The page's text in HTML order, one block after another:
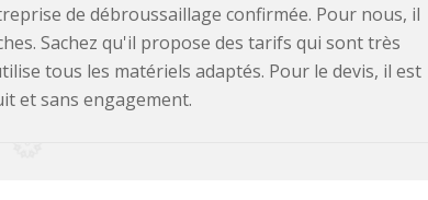
de débroussaillage confirmée. Pour nous, il
Sachez qu'il propose des tarifs qui sont très
tous les matériels adaptés. Pour le devis, il est
et sans engagement.